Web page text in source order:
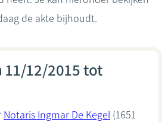
de akte bijhoudt.
11/12/2015 tot
Notaris Ingmar De Kegel (1651